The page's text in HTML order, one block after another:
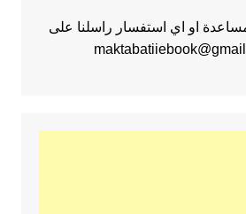
او اي استفسار راسلنا على